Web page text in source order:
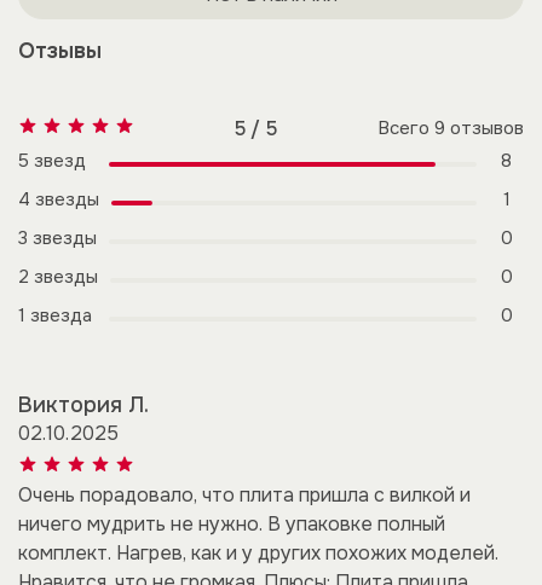
Отзывы
Виктория Л.
02.10.2025
Очень порадовало, что плита пришла с вилкой и
ничего мудрить не нужно. В упаковке полный
комплект. Нагрев, как и у других похожих моделей.
5 / 5 Всего 9 отзывов
5 звезд
8
4 звезды
1
3 звезды
0
2 звезды
0
1 звезда
0